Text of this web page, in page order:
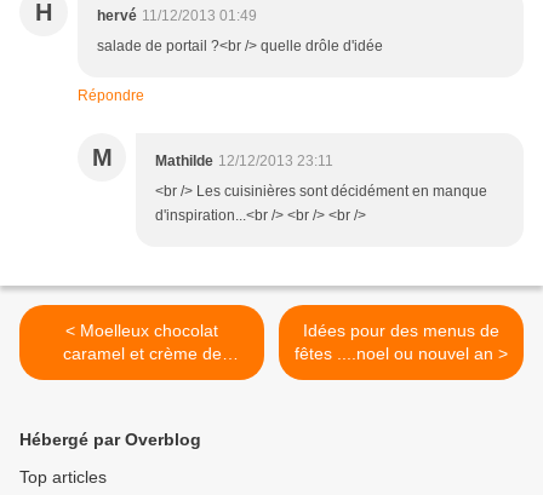
H hervé 11/12/2013 01:49
salade de portail ?<br /> quelle drôle d'idée
Répondre
M Mathilde 12/12/2013 23:11
<br /> Les cuisinières sont décidément en manque
d'inspiration...<br /> <br /> <br />
< Moelleux chocolat
caramel et crème de
marron
Idées pour des menus de
fêtes ....noel ou nouvel an >
Hébergé par Overblog
Top articles